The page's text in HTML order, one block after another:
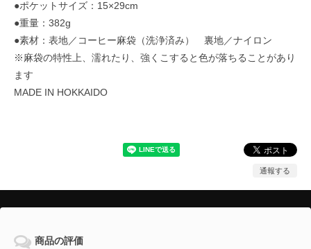
●ポケットサイズ：15×29cm
●重量：382g
●素材：表地／コーヒー麻袋（洗浄済み） 裏地／ナイロン
※麻袋の特性上、濡れたり、強くこすると色が落ちることがあり
ます
MADE IN HOKKAIDO
通報する
商品の評価